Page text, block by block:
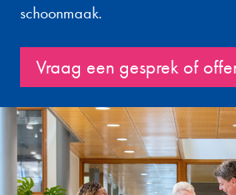
schoonmaak.
Vraag een gesprek of